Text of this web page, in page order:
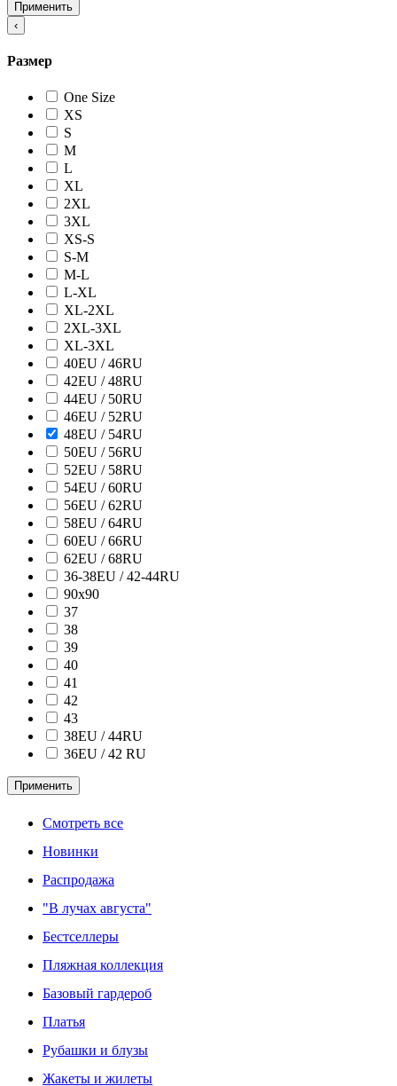
Применить
‹
Размер
One Size
XS
S
M
L
XL
2XL
3XL
XS-S
S-M
M-L
L-XL
XL-2XL
2XL-3XL
XL-3XL
40EU / 46RU
42EU / 48RU
44EU / 50RU
46EU / 52RU
48EU / 54RU
50EU / 56RU
52EU / 58RU
54EU / 60RU
56EU / 62RU
58EU / 64RU
60EU / 66RU
62EU / 68RU
36-38EU / 42-44RU
90х90
37
38
39
40
41
42
43
38ЕU / 44RU
36EU / 42 RU
Применить
Смотреть все
Новинки
Распродажа
"В лучах августа"
Бестселлеры
Пляжная коллекция
Базовый гардероб
Платья
Рубашки и блузы
Жакеты и жилеты